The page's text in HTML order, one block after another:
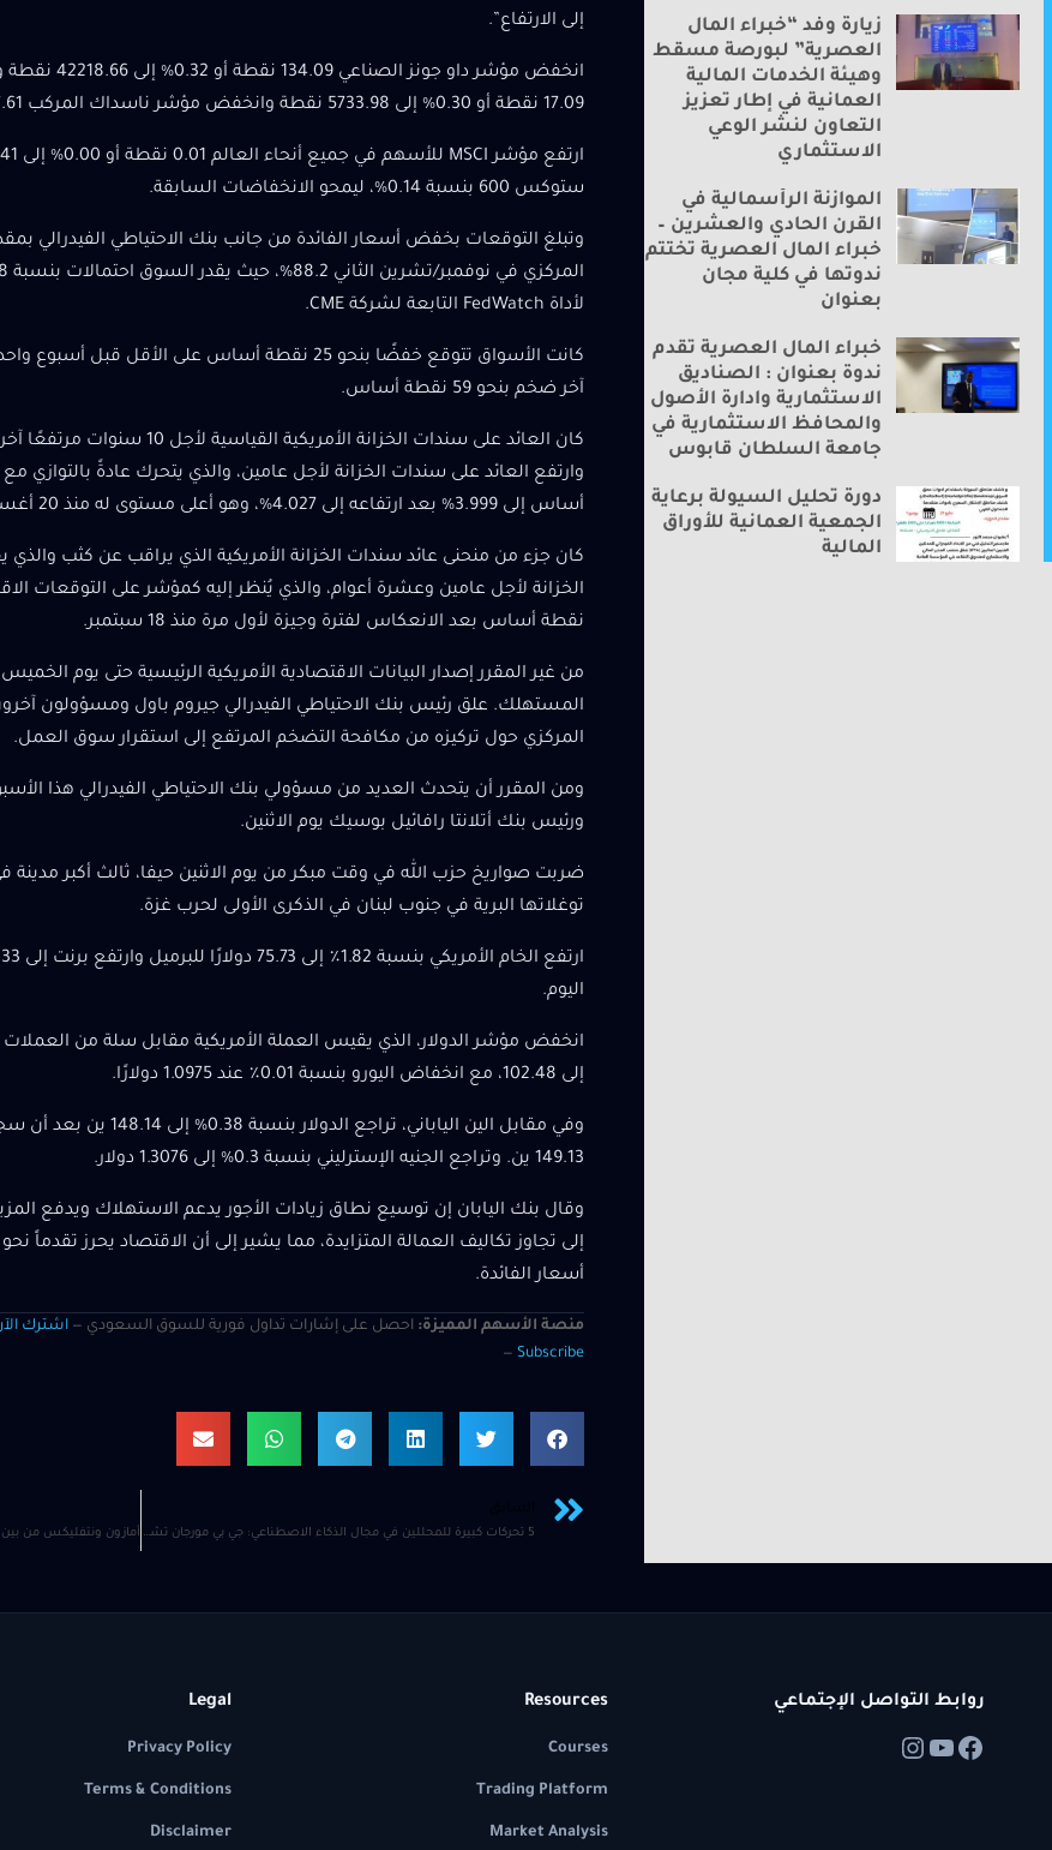
زيارة وفد “خبراء المال
العصرية” لبورصة مسقط
وهيئة الخدمات المالية
العمانية في إطار تعزيز
التعاون لنشر الوعي
الاستثماري
الموازنة الرأسمالية في
القرن الحادي والعشرين –
خبراء المال العصرية تختتم
ندوتها في كلية مجان
بعنوان
خبراء المال العصرية تقدم
ندوة بعنوان : الصناديق
الاستثمارية وادارة الأصول
والمحافظ الاستثمارية في
جامعة السلطان قابوس
دورة تحليل السيولة برعاية
الجمعية العمانية للأوراق
المالية
إلى الارتفاع”.
17.09 نقطة أو 0.30% إلى 5733.98 نقطة وانخفض مؤشر ناسداك المركب 57.61 نقطة أو 0.32% إلى 18080.24 نقطة.
ستوكس 600 بنسبة 0.14%، ليمحو الانخفاضات السابقة.
لأداة FedWatch التابعة لشركة CME.
آخر ضخم بنحو 59 نقطة أساس.
أساس إلى 3.999% بعد ارتفاعه إلى 4.027%، وهو أعلى مستوى له منذ 20 أغسطس.
كان جزء من منحنى عائد سندات الخزانة الأمريكية الذي يراقب عن كثب
نقطة أساس بعد الانعكاس لفترة وجيزة لأول مرة منذ 18 سبتمبر.
من غير المقرر إصدار البيانات الاقتصادية الأمريكية الرئيسية حتى يوم
المستهلك. علق رئيس بنك الاحتياطي الفيدرالي جيروم باول ومسؤولون
المركزي حول تركيزه من مكافحة التضخم المرتفع إلى استقرار سوق العمل.
ومن المقرر أن يتحدث العديد من مسؤولي بنك الاحتياطي الفيدرالي هذا
ورئيس بنك أتلانتا رافائيل بوسيك يوم الاثنين.
ضربت صواريخ حزب الله في وقت مبكر من يوم الاثنين حيفا، ثالث أكبر
توغلاتها البرية في جنوب لبنان في الذكرى الأولى لحرب غزة.
اليوم.
إلى 102.48، مع انخفاض اليورو بنسبة 0.01٪ عند 1.0975 دولارًا.
وفي مقابل الين الياباني،
149.13 ين. وتراجع الجنيه الإسترليني بنسبة 0.3% إلى 1.3076 دولار.
وقال بنك اليابان إن توسيع نطاق زيادات الأجور يدعم الاستهلاك ويدفع
إلى تجاوز تكاليف العمالة المتزايدة، مما يشير إلى أن الاقتصاد يحرز تقدماً
أسعار الفائدة.
منصة الأسهم المميزة: احصل على إشارات تداول فورية للسوق السعودي — اشترك
—Subscribe
5 تحركات كبيرة للمحللين في مجال الذكاء الاصطناعي: جي بي مورجان تشيس يرى مخاطر هبوطية كبيرة في أسهم تسلا
روابط التواصل الإجتماعي Resources
Courses
Trading Platform
Market Analysis
Legal
Privacy Policy
Terms & Conditions
Disclaimer